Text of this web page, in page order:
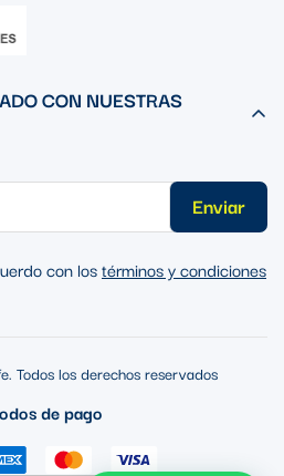
CON NUESTRAS
Enviar
con lostérminos y condiciones
Todos los derechos reservados
de pago